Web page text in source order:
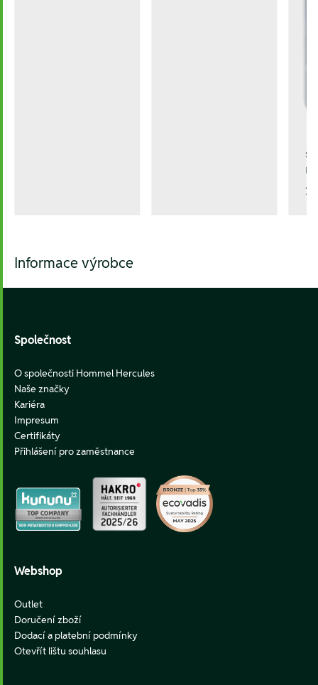
Informace výrobce
Footer
Společnost
O společnosti Hommel Hercules
Naše značky
Kariéra
Impresum
Certifikáty
Přihlášení pro zaměstnance
Webshop
Outlet
Doručení zboží
Dodací a platební podmínky
Otevřít lištu souhlasu